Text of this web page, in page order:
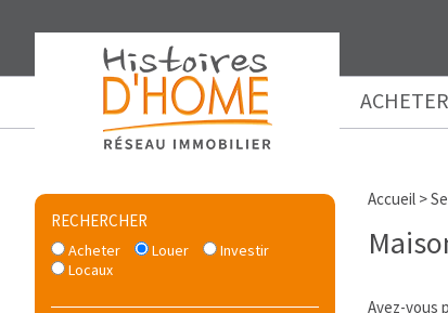
ACHETER
RECHERCHER
Acheter Louer
Investir
Locaux
Accueil >
Avez-vous